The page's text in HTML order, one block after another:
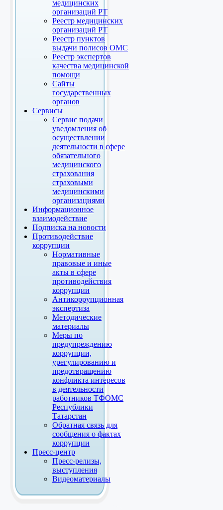
медицинских
организаций РТ
Реестр медицинских
организаций РТ
Реестр пунктов
выдачи полисов ОМС
Реестр экспертов
качества медицинской
помощи
Сайты
государственных
органов
Сервисы
Сервис подачи
уведомления об
осуществлении
деятельности в сфере
обязательного
медицинского
страхования
страховыми
медицинскими
организациями
Информационное
взаимодействие
Подписка на новости
Противодействие
коррупции
Нормативные
правовые и иные
акты в сфере
противодействия
коррупции
Антикоррупционная
экспертиза
Методические
материалы
Меры по
предупреждению
коррупции,
урегулированию и
предотвращению
конфликта интересов
в деятельности
работников ТФОМС
Республики
Татарстан
Обратная связь для
сообщения о фактах
коррупции
Пресс-центр
Пресс-релизы,
выступления
Видеоматериалы